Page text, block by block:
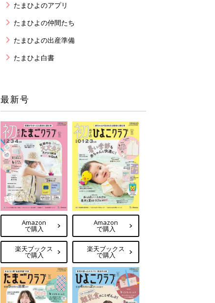
たまひよのアプリ
たまひよの仲間たち
たまひよの出産準備
たまひよ白書
最新号
Amazon
で購入
楽天ブックス
で購入
Amazon
で購入
楽天ブックス
で購入